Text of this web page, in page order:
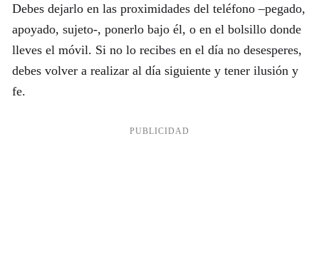
Debes dejarlo en las proximidades del teléfono –pegado,
apoyado, sujeto-, ponerlo bajo él, o en el bolsillo donde
lleves el móvil. Si no lo recibes en el día no desesperes,
debes volver a realizar al día siguiente y tener ilusión y
fe.